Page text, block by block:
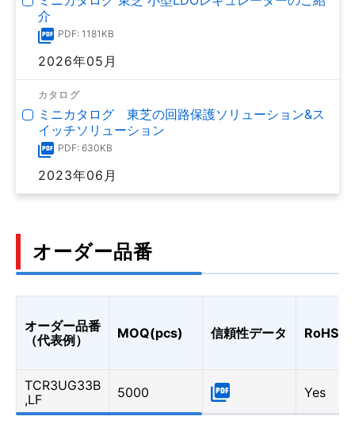
介
PDF: 1181KB
2026年05月
カタログ
ミニカタログ 東芝の回路保護ソリューション&ス
イッチソリューション
PDF: 630KB
2023年06月
オーダー品番
オーダー品番
（代表例）
MOQ(pcs) 信頼性データ RoHS
TCR3UG33B
,LF
5000 Yes